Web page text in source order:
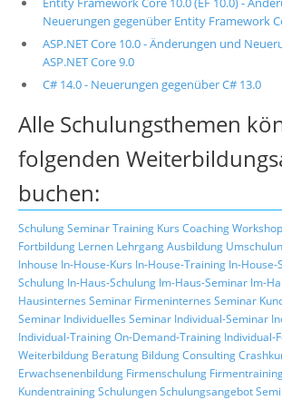
Neuerungen gegenüber Entity Framework
ASP.NET Core 10.0 - Änderungen und
ASP.NET Core 9.0
C# 14.0 - Neuerungen gegenüber C# 13.0
Alle Schulungsthemen
folgenden
buchen:
SchulungSeminarTraining Kurs CoachingWorkshop
Fortbildung Lernen LehrgangAusbildung
Inhouse In-House-Kurs In-House-Training In-House-
Schulung In-Haus-Schulung Im-Haus-Seminar Im-
Hausinternes Seminar Firmeninternes Seminar
Seminar Individuelles Seminar Individual-Seminar
Individual-TrainingOn-Demand-Training Individual-
Weiterbildung Beratung BildungConsulting
Erwachsenenbildung Firmenschulung
KundentrainingSchulungenSchulungsangebot